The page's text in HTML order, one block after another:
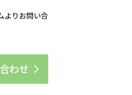
よりお問い合
わせ